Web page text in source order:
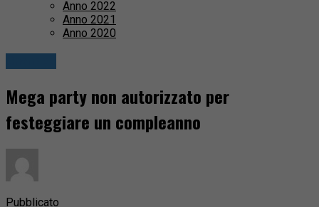
Anno 2022
Anno 2021
Anno 2020
Mega party non autorizzato per
festeggiare un compleanno
Pubblicato